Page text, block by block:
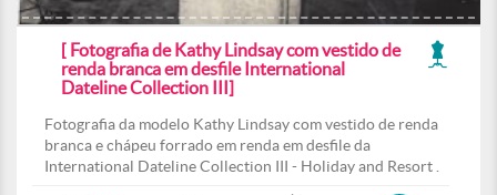
[ Fotografia de Kathy Lindsay com vestido de
renda branca em desfile International
Dateline Collection III]
Fotografia da modelo Kathy Lindsay com vestido de renda
branca e chápeu forrado em renda em desfile da
International Dateline Collection III - Holiday and Resort .